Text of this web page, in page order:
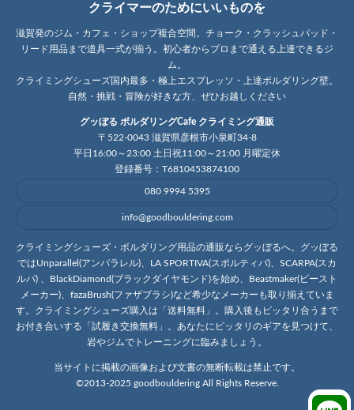
クライマーのためにいいものを
滋賀発のジム・カフェ・ショップ複合空間。チョーク・クラッシュパッド・
リード用品まで道具一式が揃う。初心者からプロまで通える上達できるジ
ム。
クライミングシューズ国内最多・極上エスプレッソ・上達ボルダリング壁。
自然・挑戦・冒険が好きな方、ぜひお越しください
グッぼる ボルダリングCafe クライミング通販
〒522-0043 滋賀県彦根市小泉町34-8
平日16:00～23:00 土日祝11:00～21:00 月曜定休
登録番号：T6810453874100
080 9994 5395
info@goodbouldering.com
クライミングシューズ・ボルダリング用品の通販ならグッぼるへ。グッぼる
ではUnparallel(アンパラレル)、LA SPORTIVA(スポルティバ)、SCARPA(スカ
ルパ) 、BlackDiamond(ブラックダイヤモンド)を始め、Beastmaker(ビースト
メーカー)、fazaBrush(ファザブラシ)など希少なメーカーも取り揃えていま
す。クライミングシューズ購入は「送料無料」。購入後もピッタリ合うまで
お付き合いする「試履き交換無料」。あなたにピッタリのギアを見つけて、
岩やジムでトレーニングに臨みましょう。
当サイトに掲載の画像および文書の無断転載は禁止です。
©2013-2025 goodbouldering All Rights Reserve.